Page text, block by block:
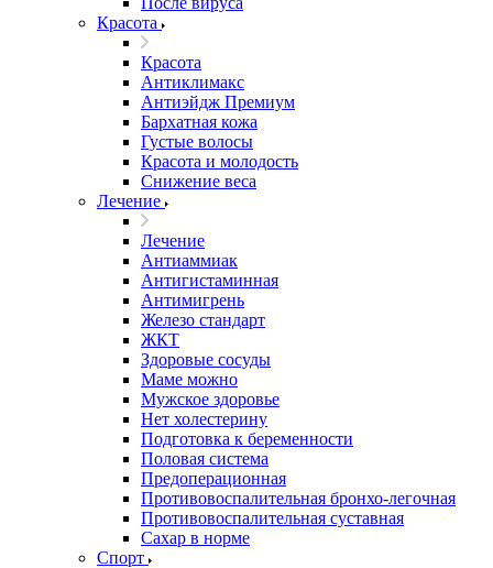
Красота
Красота
Антиклимакс
Антиэйдж Премиум
Бархатная кожа
Густые волосы
Красота и молодость
Снижение веса
Лечение
Лечение
Антиаммиак
Антигистаминная
Антимигрень
Железо стандарт
ЖКТ
Здоровые сосуды
Маме можно
Мужское здоровье
Нет холестерину
Подготовка к беременности
Половая система
Предоперационная
Противовоспалительная бронхо-легочная
Противовоспалительная суставная
Сахар в норме
Спорт